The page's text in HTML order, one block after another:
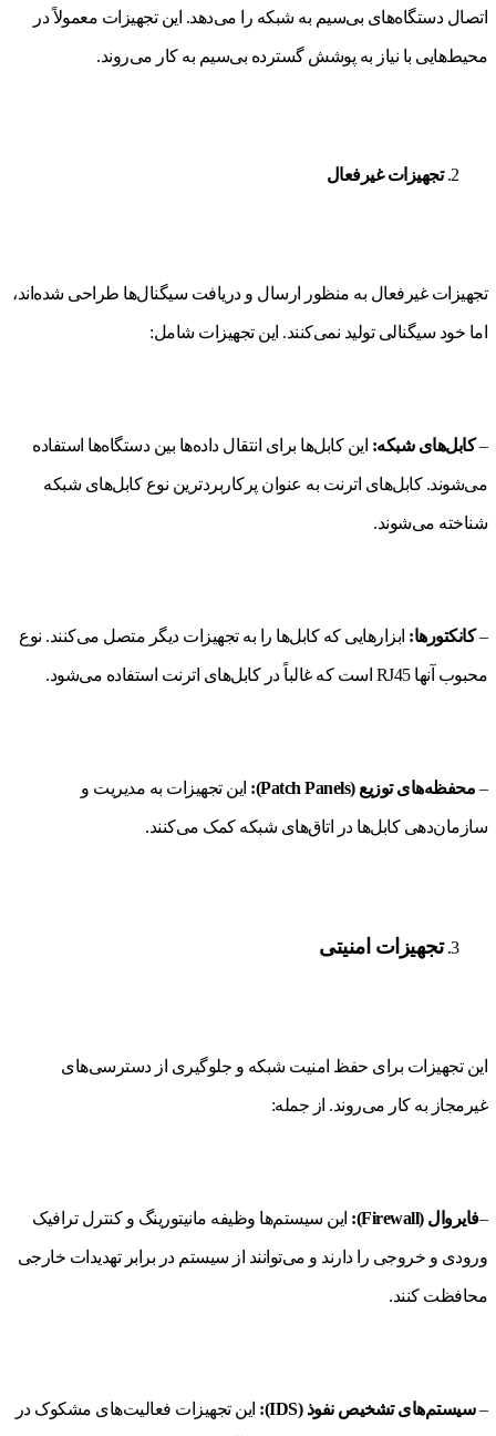
اتصال دستگاه‌های بی‌سیم به شبکه را می‌دهد. این تجهیزات معمولاً در
محیط‌هایی با نیاز به پوشش گسترده بی‌سیم به کار می‌روند.
تجهیزات غیرفعال
تجهیزات غیرفعال به منظور ارسال و دریافت سیگنال‌ها طراحی شده‌اند،
اما خود سیگنالی تولید نمی‌کنند. این تجهیزات شامل:
–کابل‌های شبکه: این کابل‌ها برای انتقال داده‌ها بین دستگاه‌ها استفاده
می‌شوند. کابل‌های اترنت به عنوان پرکاربردترین نوع کابل‌های شبکه
شناخته می‌شوند.
–کانکتورها: ابزارهایی که کابل‌ها را به تجهیزات دیگر متصل می‌کنند. نوع
محبوب آنها RJ45 است که غالباً در کابل‌های اترنت استفاده می‌شود.
– محفظه‌های توزیع (Patch Panels): این تجهیزات به مدیریت و
سازمان‌دهی کابل‌ها در اتاق‌های شبکه کمک می‌کنند.
تجهیزات امنیتی
این تجهیزات برای حفظ امنیت شبکه و جلوگیری از دسترسی‌های
غیرمجاز به کار می‌روند. از جمله:
–فایروال (Firewall): این سیستم‌ها وظیفه مانیتورینگ و کنترل ترافیک
ورودی و خروجی را دارند و می‌توانند از سیستم در برابر تهدیدات خارجی
محافظت کنند.
–سیستم‌های تشخیص نفوذ (IDS): این تجهیزات فعالیت‌های مشکوک در